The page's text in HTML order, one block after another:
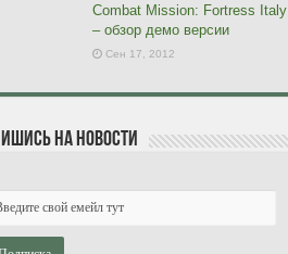
Combat Mission: Fortress Italy
– обзор демо версии
Сен 17, 2012
на новости